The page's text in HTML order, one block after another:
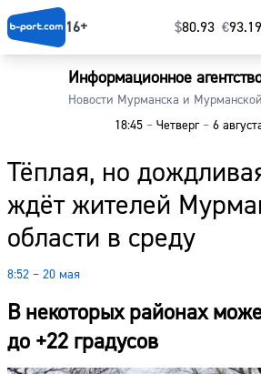
16+ $⁠80.93 €⁠93.19
Информационное
Новости Мурманска и
18:45 – Четверг – 6
Тёплая, но
ждёт жителей
области в среду
8:52 – 20 мая
В некоторых районах
до +22 градусов
Главная
Наши гости
Фоторепортажи
Погода
Курсы валют